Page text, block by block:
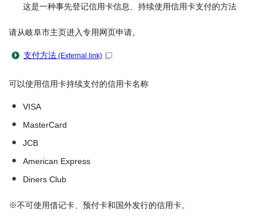
这是一种事先登记信用卡信息、持续使用信用卡支付的方法
请从岐阜市主页进入专用网页申请。
支付方法 (External link)
可以使用信用卡持续支付的信用卡名称
VISA
MasterCard
JCB
American Express
Diners Club
※不可使用借记卡、预付卡和国外发行的信用卡。